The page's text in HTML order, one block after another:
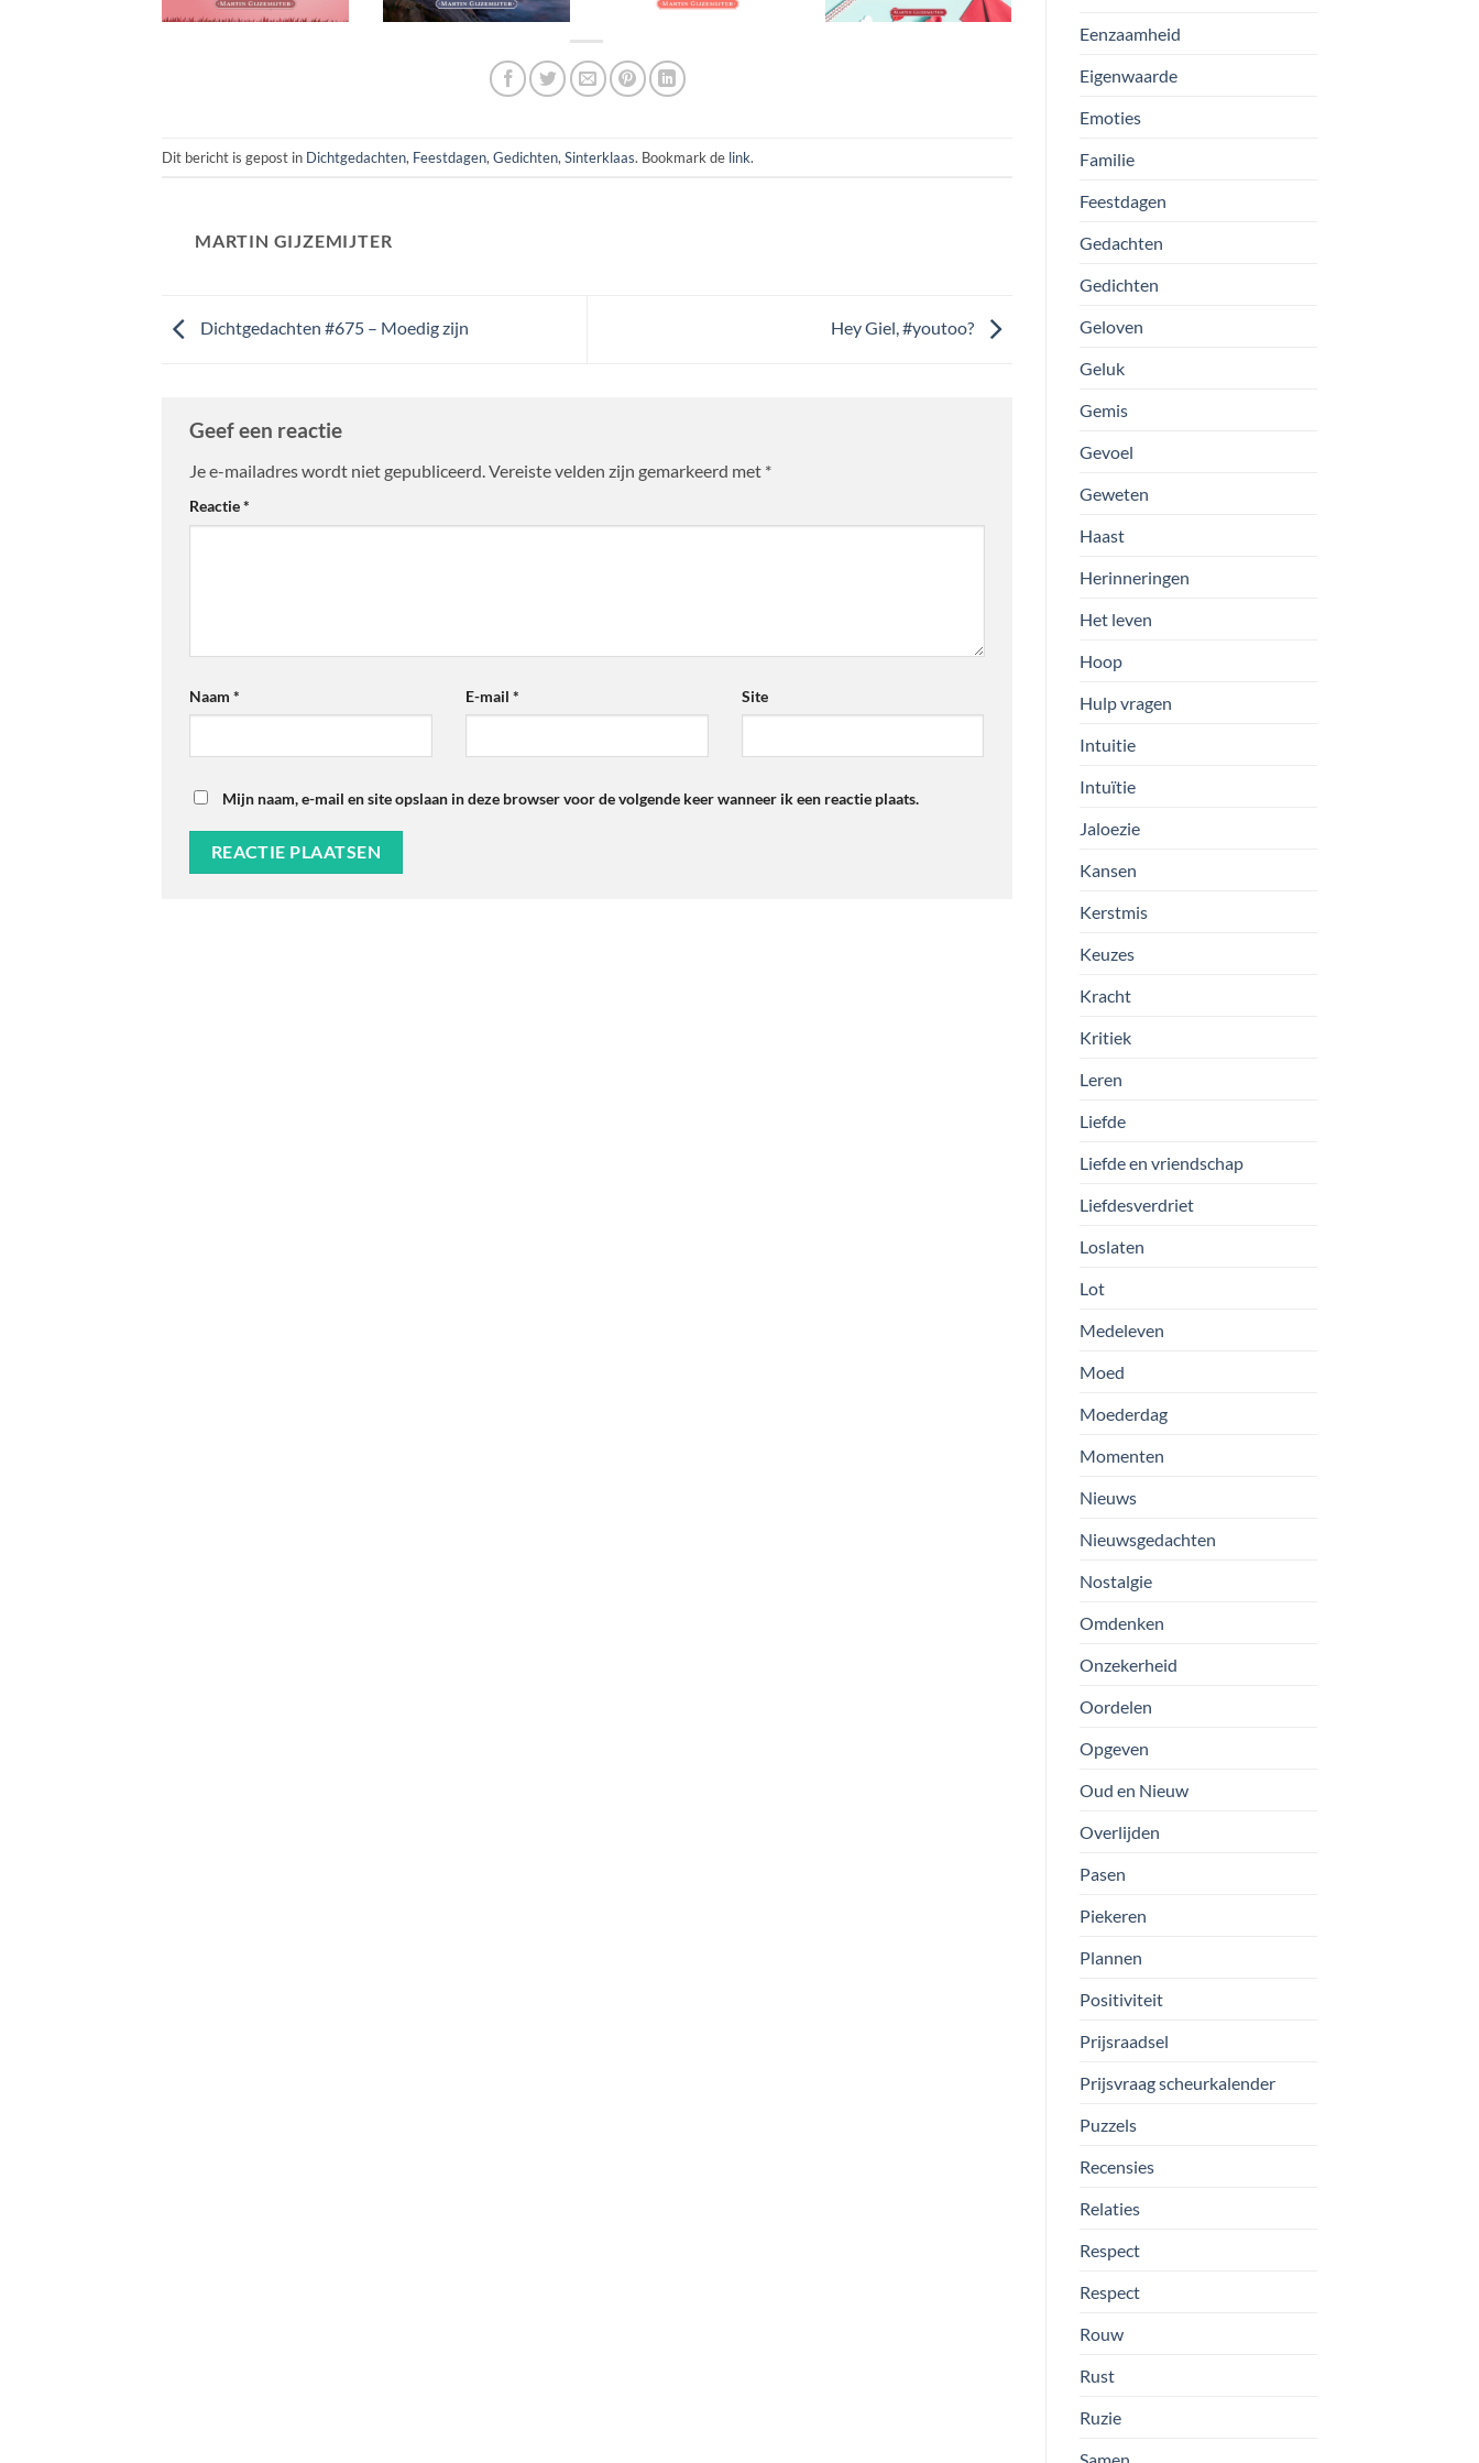
Dit bericht is gepost in Dichtgedachten, Feestdagen, Gedichten, Sinterklaas. Bookmark de link.
MARTIN GIJZEMIJTER
Dichtgedachten #675 – Moedig zijn Hey Giel, #youtoo?
Geef een reactie
Je e-mailadres wordt niet gepubliceerd.Vereiste velden zijn gemarkeerd met *
Reactie*
Naam * E-mail * Site
Mijn naam, e-mail en site opslaan in deze browser voor de volgende keer wanneer ik een reactie plaats.
Eenzaamheid
Eigenwaarde
Emoties
Familie
Feestdagen
Gedachten
Gedichten
Geloven
Geluk
Gemis
Gevoel
Geweten
Haast
Herinneringen
Het leven
Hoop
Hulp vragen
Intuitie
Intuïtie
Jaloezie
Kansen
Kerstmis
Keuzes
Kracht
Kritiek
Leren
Liefde
Liefde en vriendschap
Liefdesverdriet
Loslaten
Lot
Medeleven
Moed
Moederdag
Momenten
Nieuws
Nieuwsgedachten
Nostalgie
Omdenken
Onzekerheid
Oordelen
Opgeven
Oud en Nieuw
Overlijden
Pasen
Piekeren
Plannen
Positiviteit
Prijsraadsel
Prijsvraag scheurkalender
Puzzels
Recensies
Relaties
Respect
Respect
Rouw
Rust
Ruzie